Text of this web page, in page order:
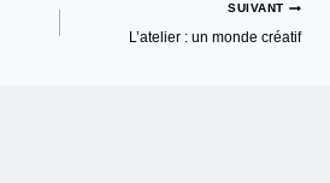
SUIVANT
L’atelier : un monde créatif